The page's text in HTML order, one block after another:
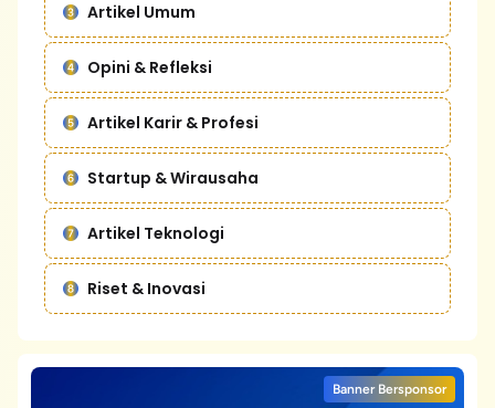
Artikel Umum
Opini & Refleksi
Artikel Karir & Profesi
Startup & Wirausaha
Artikel Teknologi
Riset & Inovasi
Banner Bersponsor